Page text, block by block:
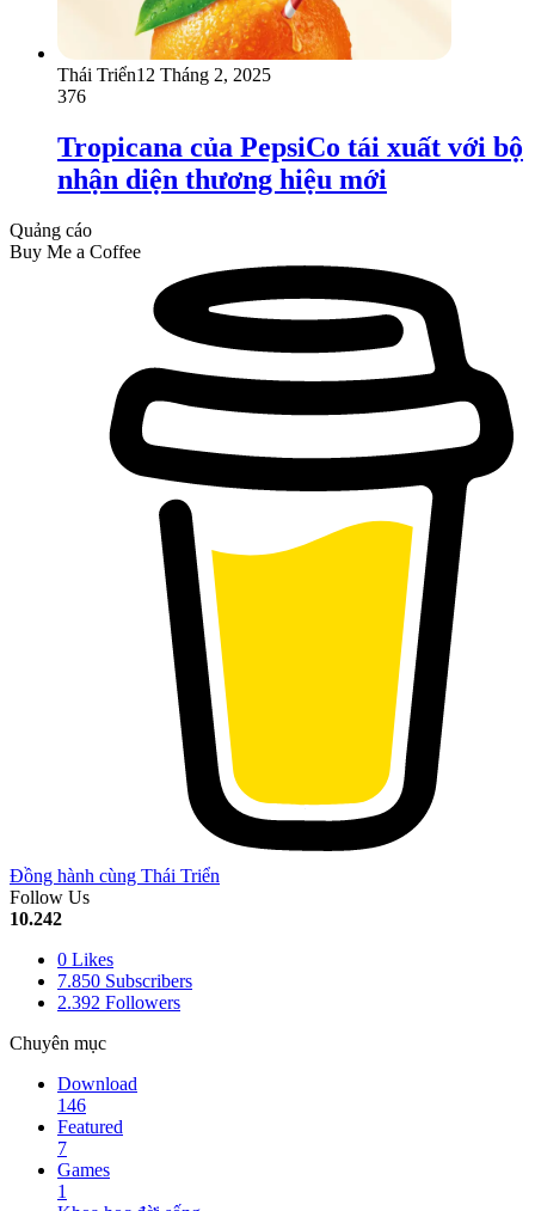
Thái Triển12 Tháng 2, 2025
376
Tropicana của PepsiCo tái xuất với bộ
nhận diện thương hiệu mới
Quảng cáo
Buy Me a Coffee
Đồng hành cùng Thái Triển
Follow Us
10.242
0 Likes
7.850 Subscribers
2.392 Followers
Chuyên mục
Download
146
Featured
7
Games
1